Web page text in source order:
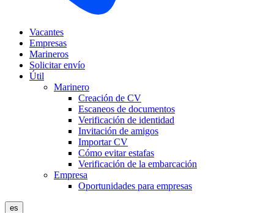
Vacantes
Empresas
Marineros
Solicitar envío
Útil
Marinero
Creación de CV
Escaneos de documentos
Verificación de identidad
Invitación de amigos
Importar CV
Cómo evitar estafas
Verificación de la embarcación
Empresa
Oportunidades para empresas
es